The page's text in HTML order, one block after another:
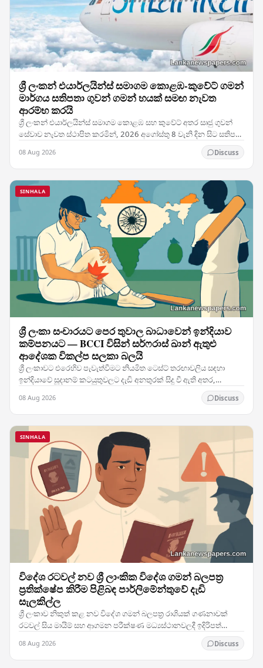
ශ්‍රී ලංකන් එයාර්ලයින්ස් සමාගම කොළඹ-කුවේට් ගමන්
මාර්ගය සතිපතා ගුවන් ගමන් හයක් සමඟ නැවත
ආරම්භ කරයි
ශ්‍රී ලංකන් එයාර්ලයින්ස් සමාගම කොළඹ සහ කුවේට් අතර සෘජු ගුවන්
සේවාව නැවත ස්ථාපිත කරමින්, 2026 අගෝස්තු 8 වැනි දින සිට සතිපතා
08 Aug 2026 Discuss
SINHALA
ශ්‍රී ලංකා සංචාරයට පෙර තුවාල බාධාවෙන් ඉන්දියාව
කම්පනයට — BCCI විසින් සර්ෆරාස් ඛාන් ඇතුළු
ආදේශක විකල්ප සලකා බලයි
ශ්‍රී ලංකාවට එරෙහිව පැවැත්වීමට නියමිත ටෙස්ට් තරඟාවලිය සඳහා
ඉන්දියාවේ සූදානම් කටයුතුවලට දැඩි අනතුරක් සිදු වී ඇති අතර,
08 Aug 2026 Discuss
SINHALA
විදේශ රටවල් නව ශ්‍රී ලාංකික විදේශ ගමන් බලපත්‍ර
ප්‍රතික්ෂේප කිරීම පිළිබඳ පාර්ලිමේන්තුවේ දැඩි
සැලකිල්ල
ශ්‍රී ලංකාව නිකුත් කළ නව විදේශ ගමන් බලපත්‍ර රාශියක් ගණනාවක්
රටවල් සිය මායිම් සහ ආගමන පරීක්ෂණ මධ්‍යස්ථානවලදී ඉදිරිපත්
08 Aug 2026 Discuss